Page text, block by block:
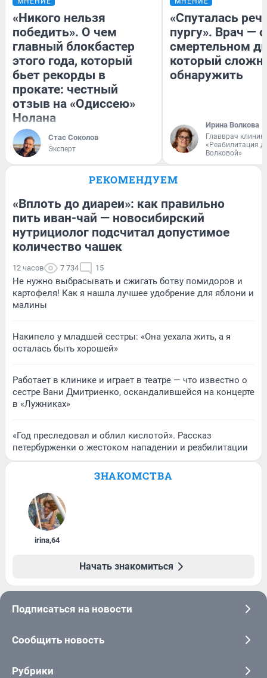
«Никого нельзя
победить». О чем
главный блокбастер
этого года, который
бьет рекорды в
прокате: честный
отзыв на «Одиссею»
Нолана
Стас Соколов
Эксперт
«Спуталась
пургу». Врач — о
смертельном
который
обнаружить
Ирина Волкова
Главврач
«Реабилитация
Волковой»
РЕКОМЕНДУЕМ
«Вплоть до диареи»: как правильно
пить иван-чай — новосибирский
нутрициолог подсчитал допустимое
количество чашек
12 часов 7 734 15
Не нужно выбрасывать и сжигать ботву помидоров и
картофеля! Как я нашла лучшее удобрение для яблони и
малины
Накипело у младшей сестры: «Она уехала жить, а я
осталась быть хорошей»
Работает в клинике и играет в театре — что известно о
сестре Вани Дмитриенко, оскандалившейся на концерте
в «Лужниках»
«Год преследовал и облил кислотой». Рассказ
петербурженки о жестоком нападении и реабилитации
ЗНАКОМСТВА
irina,64
Начать знакомиться
Подписаться на новости
Сообщить новость
Рубрики